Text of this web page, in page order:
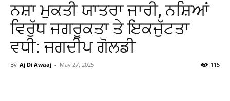
ਨਸ਼ਾ ਮੁਕਤੀ ਯਾਤਰਾ ਜਾਰੀ, ਨਸ਼ਿਆਂ
ਵਿਰੁੱਧ ਜਗਰੂਕਤਾ ਤੇ ਇਕਜੁੱਟਤਾ
ਵਧੀ: ਜਗਦੀਪ ਗੋਲਡੀ
By Aj Di Awaaj - May 27, 2025 115